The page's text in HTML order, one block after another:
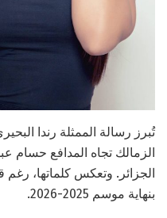
تُبرز رسالة الممثلة رندا
الجزائر. وتعكس كلماتها، رغم
بنهاية موسم 2025-2026.